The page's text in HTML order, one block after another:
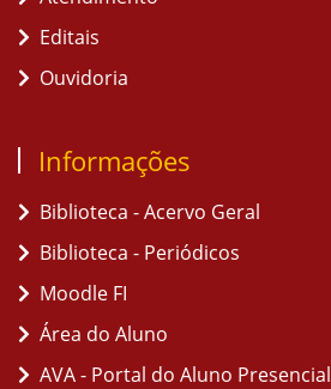
Editais
Ouvidoria
Informações
Biblioteca - Acervo Geral
Biblioteca - Periódicos
Moodle FI
Área do Aluno
AVA - Portal do Aluno Presencial